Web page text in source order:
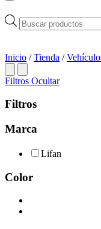
Búsqueda
de
Inicio /Tienda /
Filtros Ocultar
Filtros
Marca
Lifan
Color